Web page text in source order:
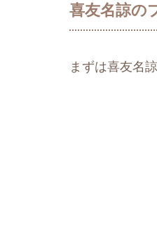
喜友名諒の
まずは喜友名